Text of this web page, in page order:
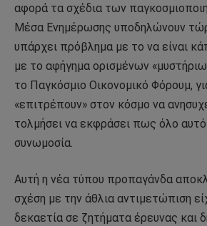
αφορά τα σχέδια των
Μέσα Ενημέρωσης υποδηλώνουν
υπάρχει πρόβλημα με το να είναι
με το αφήγημα ορισμένων
το Παγκόσμιο Οικονομικό Φόρουμ,
«επιτρέπουν» στον κόσμο να
τολμήσει να εκφράσει πως όλο αυτό
συνωμοσία.
Αυτή η νέα τύπου προπαγάνδα
σχέση με την άθλια αντιμετώπιση
δεκαετία σε ζητήματα έρευνας και